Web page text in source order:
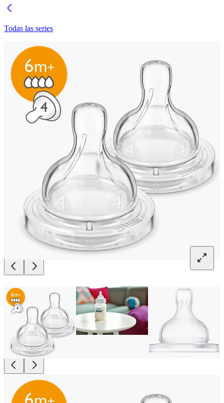
Todas las series